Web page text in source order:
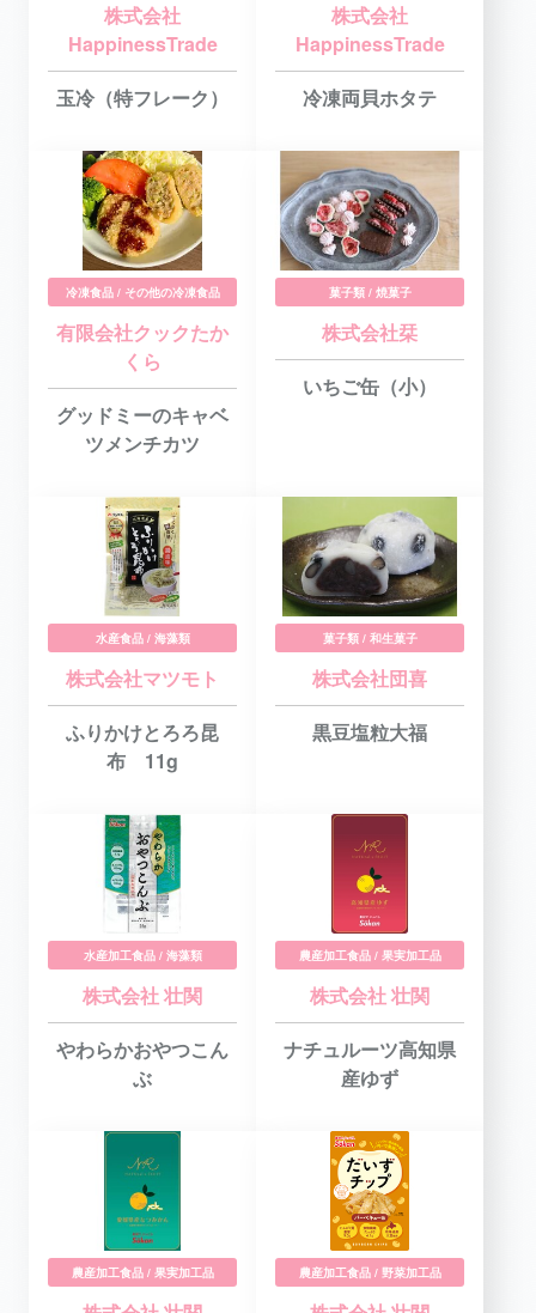
株式会社
HappinessTrade
玉冷（特フレーク）
株式会社
HappinessTrade
冷凍両貝ホタテ
冷凍食品 / その他の冷凍食品
有限会社クックたか
くら
グッドミーのキャベ
ツメンチカツ
菓子類 / 焼菓子
株式会社栞
いちご缶（小）
水産食品 / 海藻類
株式会社マツモト
ふりかけとろろ昆
布 11g
菓子類 / 和生菓子
株式会社団喜
黒豆塩粒大福
水産加工食品 / 海藻類
株式会社 壮関
やわらかおやつこん
ぶ
農産加工食品 / 果実加工品
株式会社 壮関
ナチュルーツ高知県
産ゆず
農産加工食品 / 果実加工品 農産加工食品 / 野菜加工品